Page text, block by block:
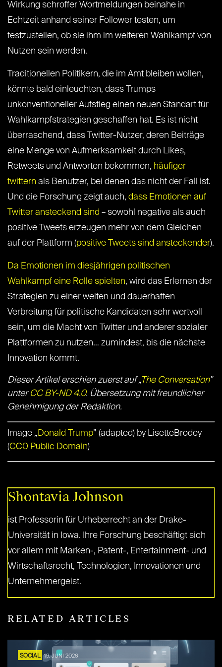
Wirkung schroffer Wortmeldungen beinahe in
Echtzeit anhand seiner Follower testen, um
festzustellen, ob sie ihm im weiteren Wahlkampf von
Nutzen sein werden.
Traditionellen Politikern, die im Amt bleiben wollen,
könnte bald einleuchten, dass Trumps
unkonventioneller Aufstieg einen neuen Standart für
Wahlkampfstrategien geschaffen hat. Es ist nicht
überraschend, dass Twitter-Nutzer, deren Beiträge
eine Menge von Aufmerksamkeit durch Likes,
Retweets und Antworten bekommen, häufiger
twittern als Benutzer, bei denen das nicht der Fall ist.
Und die Forschung zeigt auch, dass Emotionen auf
Twitter ansteckend sind – sowohl negative als auch
positive Tweets erzeugen mehr von dem Gleichen
auf der Plattform (positive Tweets sind ansteckender).
Da Emotionen im diesjährigen politischen
Wahlkampf eine Rolle spielten, wird das Erlernen der
Strategien zu einer weiten und dauerhaften
Verbreitung für politische Kandidaten sehr wertvoll
sein, um die Macht von Twitter und anderer sozialer
Plattformen zu nutzen… zumindest, bis die nächste
Innovation kommt.
Dieser Artikel erschien zuerst auf „The Conversation”
unter CC BY-ND 4.0. Übersetzung mit freundlicher
Genehmigung der Redaktion.
Image „Donald Trump” (adapted) by LisetteBrodey
(CC0 Public Domain)
Shontavia Johnson
ist Professorin für Urheberrecht an der Drake-
Universität in Iowa. Ihre Forschung beschäftigt sich
vor allem mit Marken-, Patent-, Entertainment- und
Wirtschaftsrecht, Technologien, Innovationen und
Unternehmergeist.
RELATED ARTICLES
SOCIAL 19. JUNI 2026